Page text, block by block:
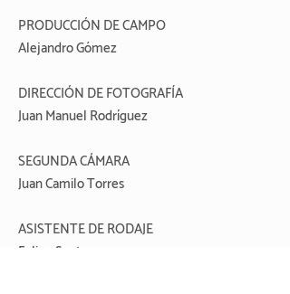
PRODUCCIÓN DE CAMPO
Alejandro Gómez
DIRECCIÓN DE FOTOGRAFÍA
Juan Manuel Rodríguez
SEGUNDA CÁMARA
Juan Camilo Torres
ASISTENTE DE RODAJE
Felipe Santana